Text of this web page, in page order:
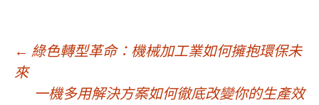
文
← 綠色轉型革命：機械加工業如何擁抱環保未
來
一機多用解決方案如何徹底改變你的生產效